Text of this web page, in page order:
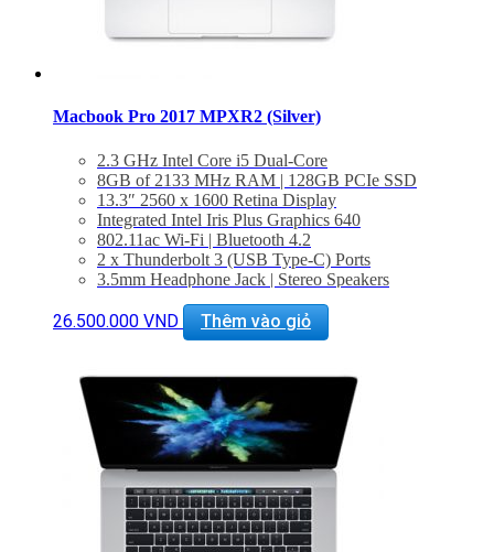
Macbook Pro 2017 MPXR2 (Silver)
2.3 GHz Intel Core i5 Dual-Core
8GB of 2133 MHz RAM | 128GB PCIe SSD
13.3″ 2560 x 1600 Retina Display
Integrated Intel Iris Plus Graphics 640
802.11ac Wi-Fi | Bluetooth 4.2
2 x Thunderbolt 3 (USB Type-C) Ports
3.5mm Headphone Jack | Stereo Speakers
macOS Sierra
BẢO HÀNH 1 NĂM.
26.500.000 VND Thêm vào giỏ